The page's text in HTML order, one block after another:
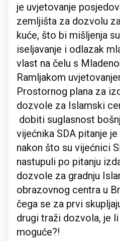
je uvjetovanje
zemljišta za dozvolu
kuće, što bi mišljenja
iseljavanje i odlazak
vlast na čelu s
Ramljakom
Prostornog plana za
dozvole za Islamski
dobiti suglasnost
vijećnika SDA pitanje
nakon što su vijećnici
nastupuli po pitanju
dozvole za gradnju
obrazovnog centra u
čega se za prvi
drugi traži dozvola, je
moguće?!